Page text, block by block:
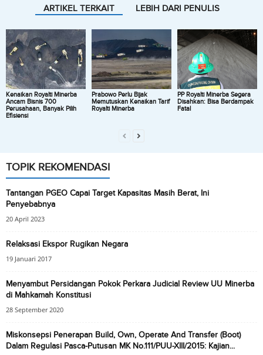
ARTIKEL TERKAIT LEBIH DARI PENULIS
Kenaikan Royalti Minerba
Ancam Bisnis 700
Perusahaan, Banyak Pilih
Efisiensi
Prabowo Perlu Bijak
Memutuskan Kenaikan Tarif
Royalti Minerba
PP Royalti Minerba Segera
Disahkan: Bisa Berdampak
Fatal
TOPIK REKOMENDASI
Tantangan PGEO Capai Target Kapasitas Masih Berat, Ini
Penyebabnya
20 April 2023
Relaksasi Ekspor Rugikan Negara
19 Januari 2017
Menyambut Persidangan Pokok Perkara Judicial Review UU Minerba
di Mahkamah Konstitusi
28 September 2020
Miskonsepsi Penerapan Build, Own, Operate And Transfer (Boot)
Dalam Regulasi Pasca-Putusan MK No.111/PUU-XIII/2015: Kajian...